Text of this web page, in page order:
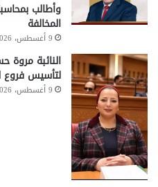
وأطالب
المخالفة
9 أغسطس، 2026
النائبة مروة
لتأسيس فروع
9 أغسطس، 2026